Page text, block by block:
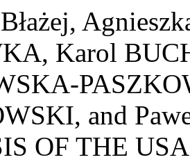
Karol
and
OF THE